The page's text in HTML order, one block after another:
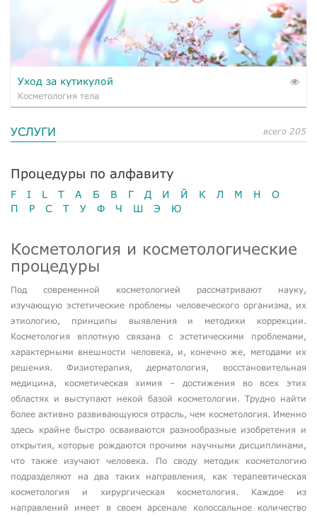
Уход за кутикулой
Косметология тела
УСЛУГИ всего 205
Процедуры по алфавиту
F I L T А Б В Г Д И Й К Л М Н
О
П
Р С Т У Ф Ч Ш Э Ю
Косметология и косметологические
процедуры
Под современной косметологией рассматривают науку,
изучающую эстетические проблемы человеческого организма, их
этиологию, принципы выявления и методики коррекции.
Косметология вплотную связана с эстетическими проблемами,
характерными внешности человека, и, конечно же, методами их
решения. Физиотерапия, дерматология, восстановительная
медицина, косметическая химия – достижения во всех этих
областях и выступают некой базой косметологии. Трудно найти
более активно развивающуюся отрасль, чем косметология. Именно
здесь крайне быстро осваиваются разнообразные изобретения и
открытия, которые рождаются прочими научными дисциплинами,
что также изучают человека. По своду методик косметологию
подразделяют на два таких направления, как терапевтическая
косметология и хирургическая косметология. Каждое из
направлений имеет в своем арсенале колоссальное количество